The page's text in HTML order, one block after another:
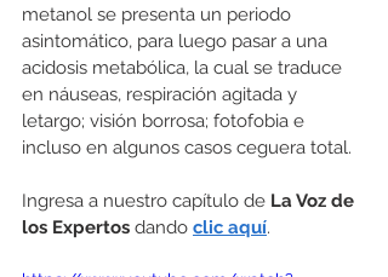
metanol se presenta un periodo
asintomático, para luego pasar a una
acidosis metabólica, la cual se traduce
en náuseas, respiración agitada y
letargo; visión borrosa; fotofobia e
incluso en algunos casos ceguera total.
Ingresa a nuestro capítulo de La Voz de
los Expertos dando clic aquí.